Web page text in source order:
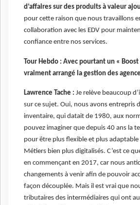
d’affaires sur des produits à valeur
pour cette raison que nous travaillons
collaboration avec les EDV pour
confiance entre nos services.
Tour Hebdo : Avec pourtant un « Boost
vraiment arrangé la gestion des
Lawrence Tache : Je relève beaucoup
sur ce sujet. Oui, nous avons entrepris
inventaire, qui datait de 1980, aux
pouvez imaginer que depuis 40 ans la
pour être plus flexible et plus adaptable
Métiers bien plus digitalisés. C’est ce
en commençant en 2017, car nous
changements à venir afin de pouvoir
façon découplée. Mais il est vrai que
tributaires des intermédiaires qui ont